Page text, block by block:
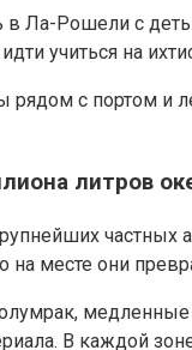
в Ла-Рошели с
учиться на
с портом и
литров
частных
месте они
В каждой